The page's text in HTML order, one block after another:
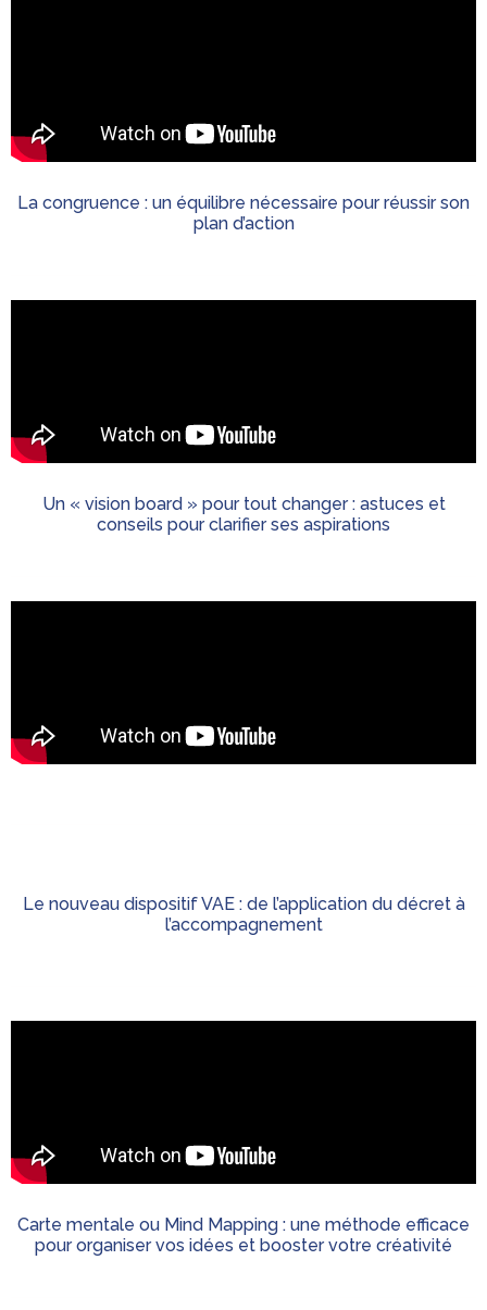
La congruence : un équilibre nécessaire pour réussir son
plan d’action
Un « vision board » pour tout changer : astuces et
conseils pour clarifier ses aspirations
Le nouveau dispositif VAE : de l’application du décret à
l’accompagnement
Carte mentale ou Mind Mapping : une méthode efficace
pour organiser vos idées et booster votre créativité